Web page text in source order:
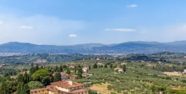
espaços interiores se desdobra
emtrês níveis, criando um volume
a luz e a independência dos
A versatilidade da propriedade
doisedifícioscompletamente